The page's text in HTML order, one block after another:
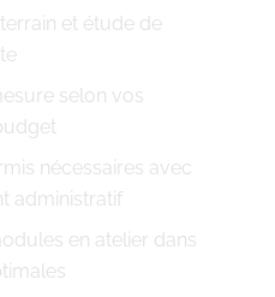
et étude de
selon vos
nécessaires avec
administratif
en atelier dans